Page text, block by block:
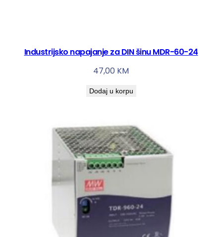
Industrijsko napajanje za DIN šinu MDR-60-24
47,00 KM
Dodaj u korpu